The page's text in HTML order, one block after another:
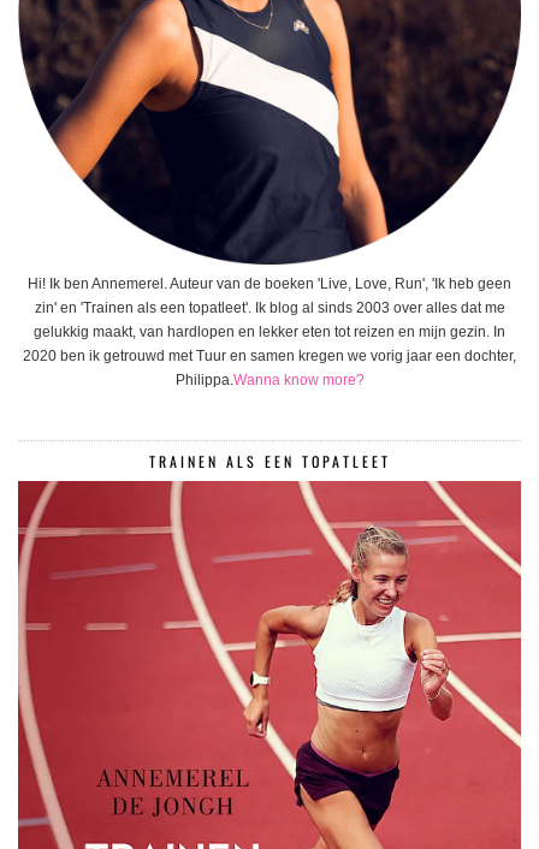
Hi! Ik ben Annemerel. Auteur van de boeken 'Live, Love, Run', 'Ik heb geen
zin' en 'Trainen als een topatleet'. Ik blog al sinds 2003 over alles dat me
gelukkig maakt, van hardlopen en lekker eten tot reizen en mijn gezin. In
2020 ben ik getrouwd met Tuur en samen kregen we vorig jaar een dochter,
Philippa.Wanna know more?
TRAINEN ALS EEN TOPATLEET